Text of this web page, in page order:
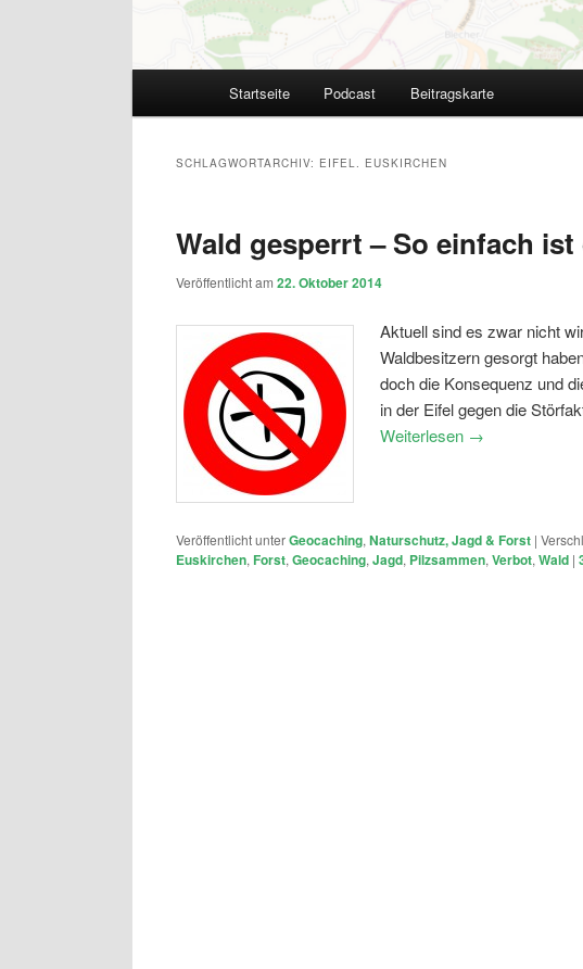
Startseite Podcast Beitragskarte
SCHLAGWORTARCHIV: EIFEL. EUSKIRCHEN
Wald gesperrt – So einfach ist
Veröffentlicht am 22. Oktober 2014
Aktuell sind es zwar nicht
Waldbesitzern gesorgt
doch die Konsequenz und
in der Eifel gegen die
Weiterlesen →
Veröffentlicht unterGeocaching, Naturschutz, Jagd & Forst |
Euskirchen, Forst, Geocaching, Jagd, Pilzsammen, Verbot, Wald |